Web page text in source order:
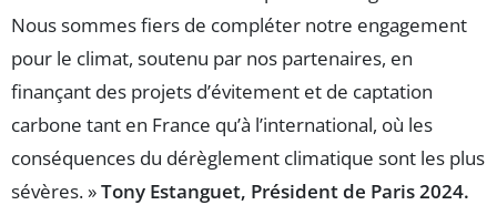
Nous sommes fiers de compléter notre engagement
pour le climat, soutenu par nos partenaires, en
finançant des projets d’évitement et de captation
carbone tant en France qu’à l’international, où les
conséquences du dérèglement climatique sont les plus
sévères. »Tony Estanguet, Président de Paris 2024.